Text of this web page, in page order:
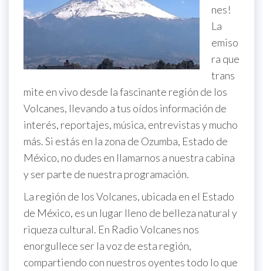
nes!
La
emiso
ra que
trans
mite en vivo desde la fascinante región de los
Volcanes, llevando a tus oídos información de
interés, reportajes, música, entrevistas y mucho
más. Si estás en la zona de Ozumba, Estado de
México, no dudes en llamarnos a nuestra cabina
y ser parte de nuestra programación.
La región de los Volcanes, ubicada en el Estado
de México, es un lugar lleno de belleza natural y
riqueza cultural. En Radio Volcanes nos
enorgullece ser la voz de esta región,
compartiendo con nuestros oyentes todo lo que